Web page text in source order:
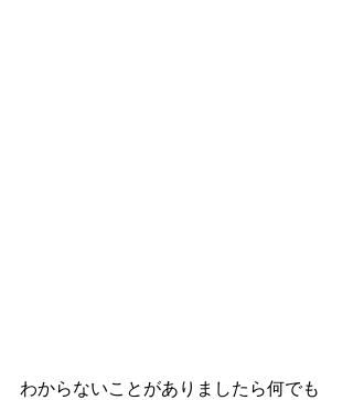
わからないことがありましたら何でも